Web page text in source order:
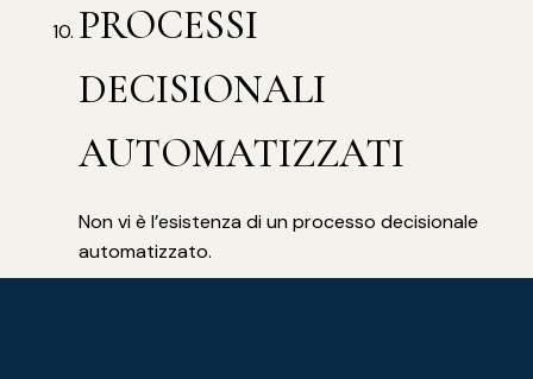
PROCESSI
DECISIONALI
AUTOMATIZZATI
Non vi è l’esistenza di un processo decisionale
automatizzato.